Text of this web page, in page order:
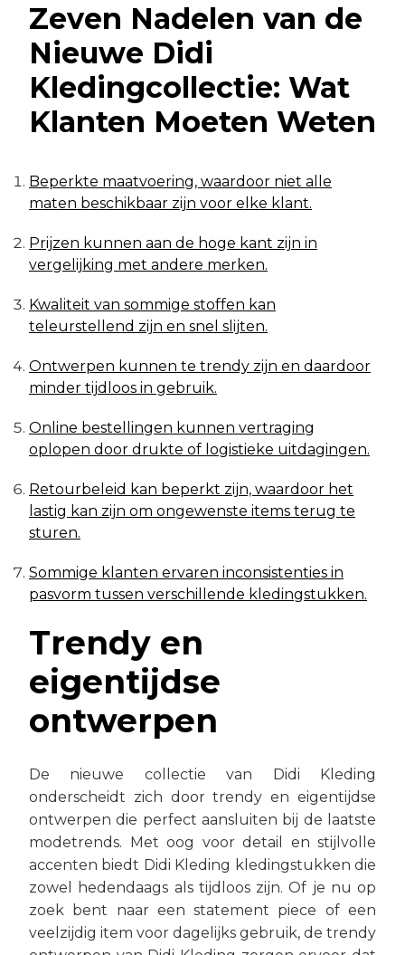
Zeven Nadelen van de
Nieuwe Didi
Kledingcollectie: Wat
Klanten Moeten Weten
Beperkte maatvoering, waardoor niet alle
maten beschikbaar zijn voor elke klant.
Prijzen kunnen aan de hoge kant zijn in
vergelijking met andere merken.
Kwaliteit van sommige stoffen kan
teleurstellend zijn en snel slijten.
Ontwerpen kunnen te trendy zijn en daardoor
minder tijdloos in gebruik.
Online bestellingen kunnen vertraging
oplopen door drukte of logistieke uitdagingen.
Retourbeleid kan beperkt zijn, waardoor het
lastig kan zijn om ongewenste items terug te
sturen.
Sommige klanten ervaren inconsistenties in
pasvorm tussen verschillende kledingstukken.
Trendy en
eigentijdse
ontwerpen
De nieuwe collectie van Didi Kleding
onderscheidt zich door trendy en eigentijdse
ontwerpen die perfect aansluiten bij de laatste
modetrends. Met oog voor detail en stijlvolle
accenten biedt Didi Kleding kledingstukken die
zowel hedendaags als tijdloos zijn. Of je nu op
zoek bent naar een statement piece of een
veelzijdig item voor dagelijks gebruik, de trendy